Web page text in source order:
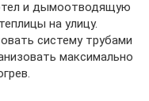
и дымоотводящую
на улицу.
систему трубами
максимально